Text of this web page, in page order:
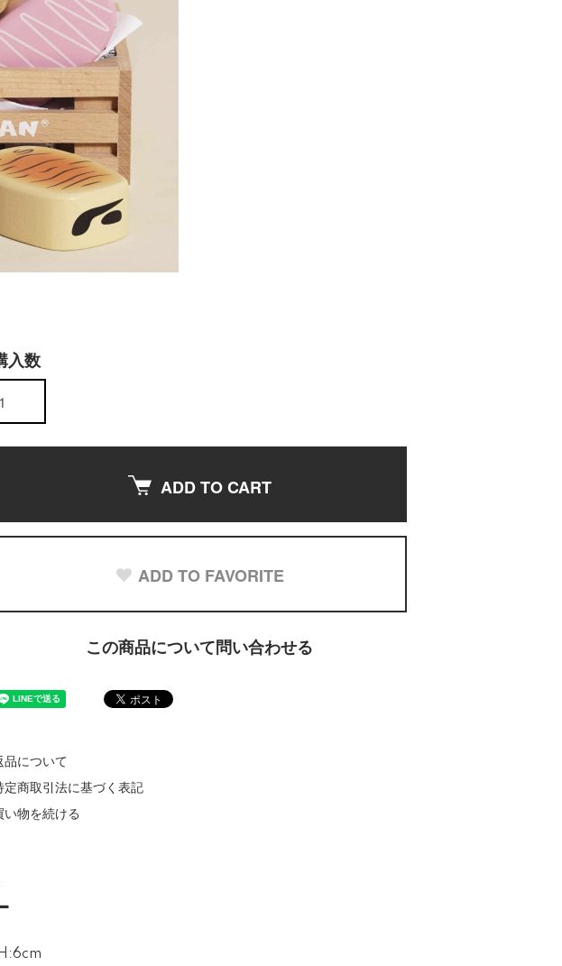
入数
ADD TO CART
ADD TO FAVORITE
この商品について問い合わせる
品について
定商取引法に基づく表記
い物を続ける